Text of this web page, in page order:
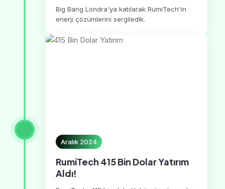
Big Bang Londra'ya katılarak RumiTech'in
enerji çözümlerini sergiledik.
Aralık 2024
RumiTech 415 Bin Dolar Yatırım
Aldı!